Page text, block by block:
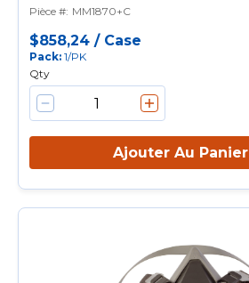
masques/caisse.
Pièce #: MM1870+C
$858,24 / Case
Pack: 1/PK
Qty
Ajouter Au Panier